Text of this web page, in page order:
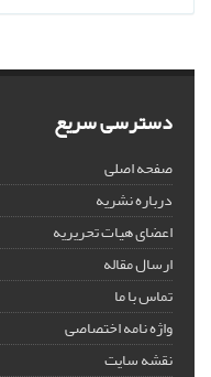
دسترسی سریع
صفحه اصلی
درباره نشریه
اعضای هیات تحریریه
ارسال مقاله
تماس با ما
واژه نامه اختصاصی
نقشه سایت